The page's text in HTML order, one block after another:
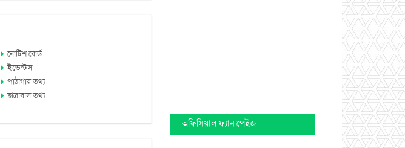
নোটিশ বোর্ড
ইভেন্টস
পাঠাগার তথ্য
ছাত্রাবাস তথ্য
অফিসিয়াল ফ্যান পেইজ